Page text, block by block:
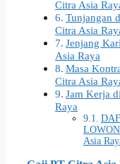
Citra Asia
Tunjangan
Citra Asia
Jenjang
Asia Raya
Masa
Citra Asia
Jam Kerja
Raya
Asia